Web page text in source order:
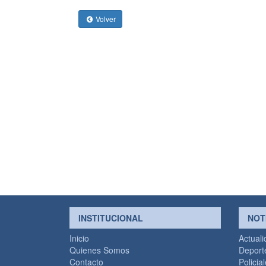
Volver
INSTITUCIONAL
Inicio
Quienes Somos
Contacto